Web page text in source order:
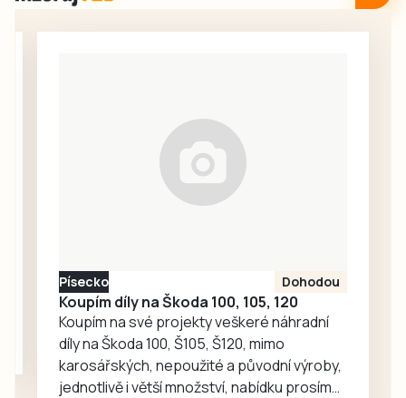
venkovských
třídenní Slavnost
venkova v
Krašovicích.
Písecko Dohodou
Koupím díly na Škoda 100, 105, 120
Koupím na své projekty veškeré náhradní
díly na Škoda 100, Š105, Š120, mimo
karosářských, nepoužité a původní výroby,
jednotlivě i větší množství, nabídku prosím